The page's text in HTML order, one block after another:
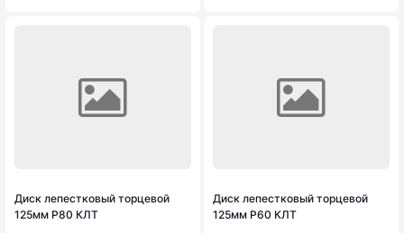
Диск лепестковый торцевой
125мм Р80 КЛТ
Диск лепестковый торцевой
125мм Р60 КЛТ